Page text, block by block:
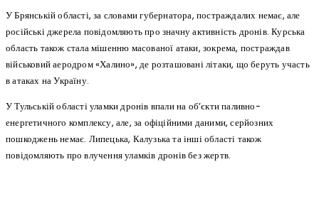
У Брянській області, за словами губернатора, постраждалих немає, але
російські джерела повідомляють про значну активність дронів. Курська
область також стала мішенню масованої атаки, зокрема, постраждав
військовий аеродром «Халино», де розташовані літаки, що беруть участь
в атаках на Україну.
У Тульській області уламки дронів впали на об’єкти паливно-
енергетичного комплексу, але, за офіційними даними, серйозних
пошкоджень немає. Липецька, Калузька та інші області також
повідомляють про влучення уламків дронів без жертв.